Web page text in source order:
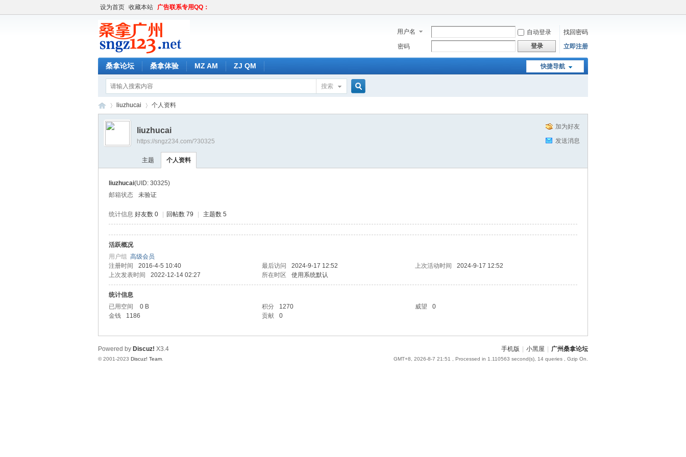
设为首页 收藏本站 广告联系专用QQ：
用户名 自动登录
找回密码
密码
登录 立即注册
快捷导航
桑拿论坛 桑拿体验 MZ AM ZJ QM
搜索
网
›
liuzhucai 个人资料
加为好友
发送消息
liuzhucai
https://sngz234.com/?30325
主题 个人资料
liuzhucai(UID: 30325)
邮箱状态
未验证
统计信息 好友数 0 回帖数 79 主题数 5
活跃概况
用户组 高级会员
注册时间
2016-4-5 10:40 最后访问 2024-9-17 12:52 上次活动时间
2024-9-17 12:52
上次发表时间
2022-12-14 02:27 所在时区 使用系统默认
统计信息
已用空间
0 B 积分 1270 威望
0
金钱
1186 贡献 0
手机版 小黑屋 广州桑拿论坛
GMT+8, 2026-8-7 21:51 , Processed in 1.110563 second(s), 14 queries , Gzip On.
Powered by Discuz! X3.4
© 2001-2023 Discuz! Team